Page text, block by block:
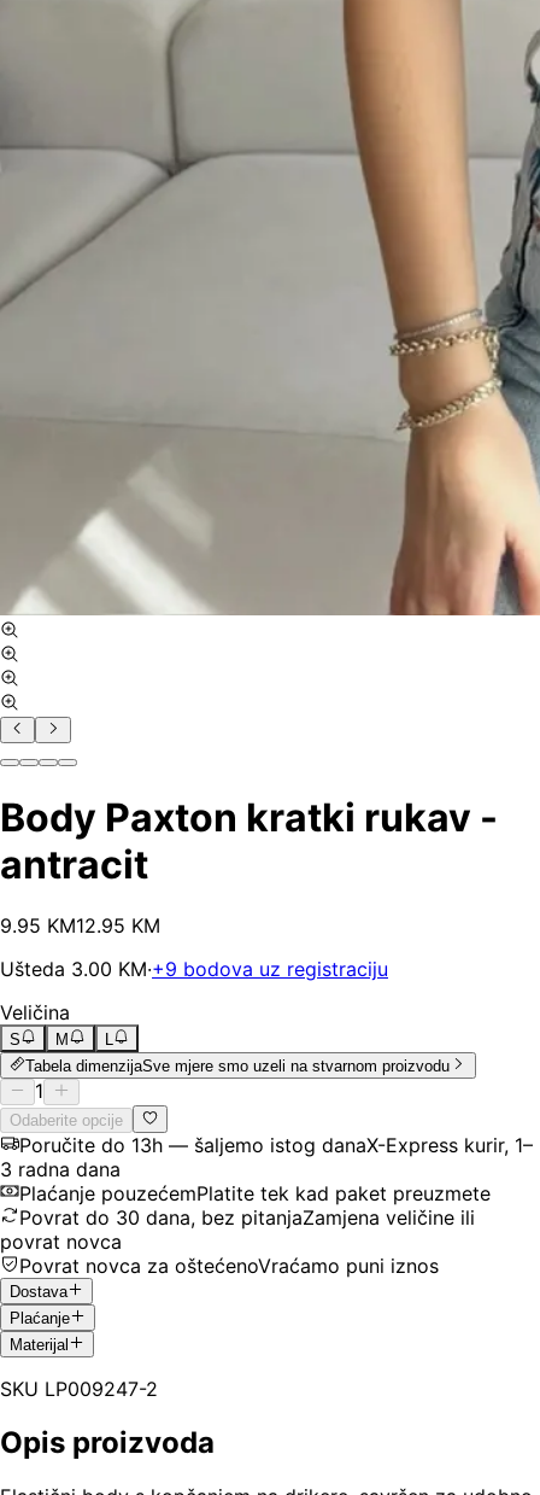
Body Paxton kratki rukav -
antracit
9.95 KM12.95 KM
Ušteda 3.00 KM·+9 bodova uz registraciju
Veličina
S M
L
Tabela dimenzijaSve mjere smo uzeli na stvarnom proizvodu
1
Odaberite opcije
Poručite do 13h — šaljemo istog danaX-Express kurir, 1–
3 radna dana
Plaćanje pouzećemPlatite tek kad paket preuzmete
Povrat do 30 dana, bez pitanjaZamjena veličine ili
povrat novca
Povrat novca za oštećenoVraćamo puni iznos
Dostava
Plaćanje
Materijal
SKU LP009247-2
Opis proizvoda